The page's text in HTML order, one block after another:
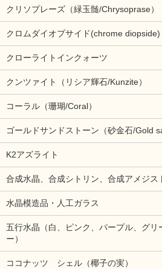
クリソプレーズ（緑玉髄/Chrysoprase）
クロムダイオプサイド(chrome diopside)
クローライトインクォーツ
クンツァイト（リシア輝石/Kunzite）
コーラル（珊瑚/Coral）
ゴールドサンドストーン（砂金石/Gold
K2アズライト
合成水晶、合成シトリン、合成アメジス
水晶模造品・人工ガラス
五行水晶（白、ピンク、パープル、グリ
ー）
ココナッツ シェル（椰子の実）